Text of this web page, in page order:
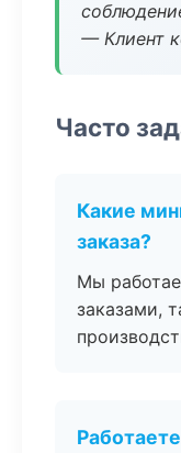
— Клиент
Часто
Какие
заказа?
Мы
заказами,